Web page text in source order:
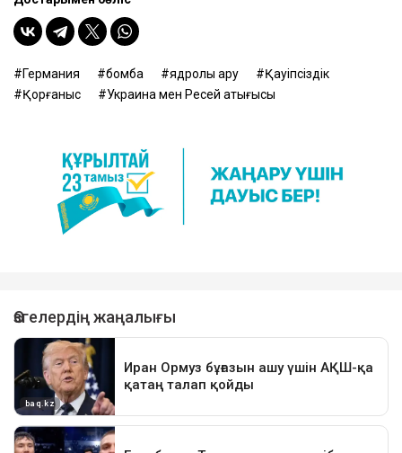
Германия бомба ядролық қару
Қауіпсіздік
Қорғаныс
Украина мен Ресей қақтығысы